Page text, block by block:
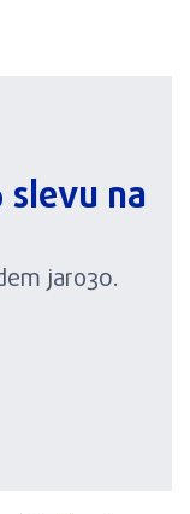
slevu na
jaro30.